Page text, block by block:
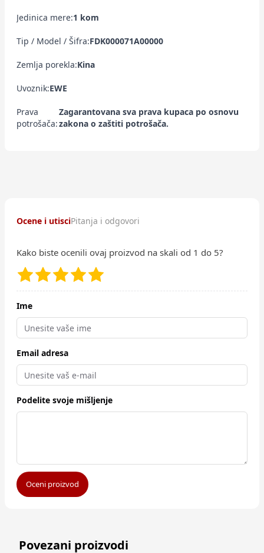
Jedinica mere:1 kom
Tip / Model / Šifra:FDK000071A00000
Zemlja porekla:Kina
Uvoznik:EWE
Prava
potrošača:
Zagarantovana sva prava kupaca po osnovu
zakona o zaštiti potrošača.
Ocene i utisciPitanja i odgovori
Kako biste ocenili ovaj proizvod na skali od 1 do 5?
Ime
Email adresa
Podelite svoje mišljenje
Oceni proizvod
Povezani proizvodi